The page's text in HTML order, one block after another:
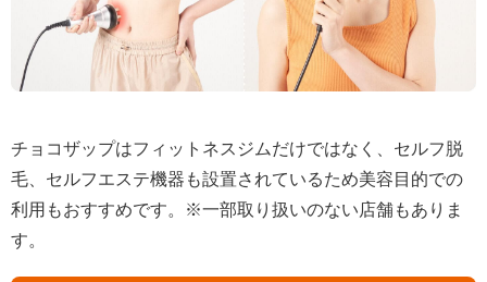
チョコザップはフィットネスジムだけではなく、セルフ脱
毛、セルフエステ機器も設置されているため美容目的での
利用もおすすめです。※一部取り扱いのない店舗もありま
す。